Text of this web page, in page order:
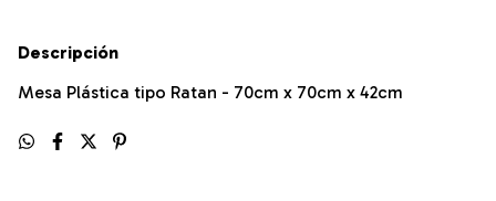
Descripción
Mesa Plástica tipo Ratan - 70cm x 70cm x 42cm